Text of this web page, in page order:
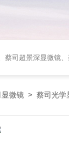
蔡司超景深显微镜
微镜 > 蔡司光学